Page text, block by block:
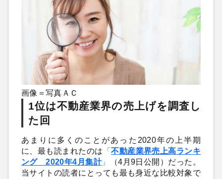
画像＝写真ＡＣ
1位は不動産業界の売上げを調査し
た回
あまりに多くのことがあった2020年の上半期
に、最も読まれたのは 「不動産業界売上高ランキ
ング 2020年4月集計」
（4月9日公開）だった。
当サイトの読者にとっても最も身近な比較対象で